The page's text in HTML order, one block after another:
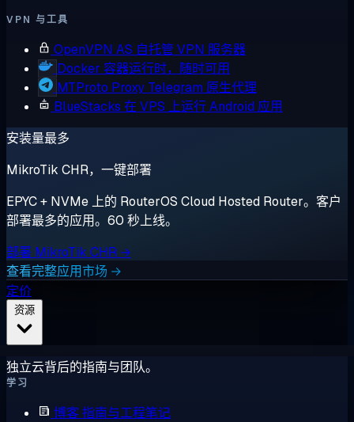
VPN 与工具
OpenVPN AS 自托管 VPN 服务器
Docker 容器运行时，随时可用
MTProto Proxy Telegram 原生代理
BlueStacks 在 VPS 上运行 Android 应用
安装量最多
MikroTik CHR，一键部署
EPYC + NVMe 上的 RouterOS Cloud Hosted Router。客户
部署最多的应用。60 秒上线。
部署 MikroTik CHR →
查看完整应用市场 →
定价
独立云背后的指南与团队。
学习
博客指南与工程笔记